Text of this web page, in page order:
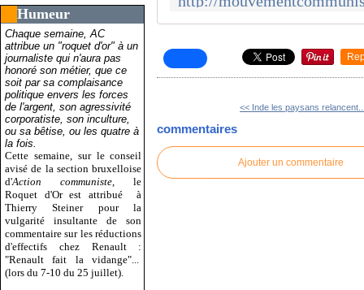
Humeur
Chaque semaine, AC
attribue un "roquet d'or" à un
journaliste qui n'aura pas
honoré son métier, que ce
soit par sa complaisance
politique envers les forces
de l'argent, son agressivité
corporatiste, son inculture,
ou sa bêtise, ou les quatre à
la fois.
Cette semaine, sur le conseil
avisé de la section bruxelloise
d'Action communiste , le
Roquet d'Or est attribué
à
Thierry Steiner pour la
vulgarité insultante de son
commentaire sur les réductions
d'effectifs chez Renault :
"Renault fait la vidange"...
(lors du 7-10 du 25 juillet).
<< Inde les paysans
commentaires
Ajouter un commentaire